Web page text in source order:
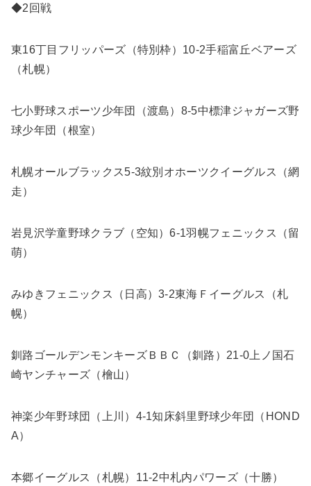
◆2回戦
東16丁目フリッパーズ（特別枠）10-2手稲富丘ベアーズ
（札幌）
七小野球スポーツ少年団（渡島）8-5中標津ジャガーズ野
球少年団（根室）
札幌オールブラックス5-3紋別オホーツクイーグルス（網
走）
岩見沢学童野球クラブ（空知）6-1羽幌フェニックス（留
萌）
みゆきフェニックス（日高）3-2東海Ｆイーグルス（札
幌）
釧路ゴールデンモンキーズＢＢＣ（釧路）21-0上ノ国石
崎ヤンチャーズ（檜山）
神楽少年野球団（上川）4-1知床斜里野球少年団（HOND
A）
本郷イーグルス（札幌）11-2中札内パワーズ（十勝）